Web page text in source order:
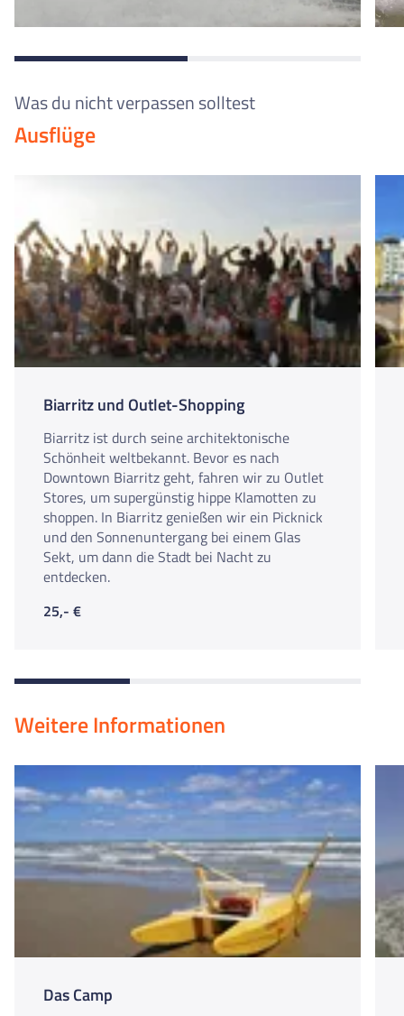
Was du nicht verpassen solltest
Ausflüge
Biarritz und Outlet-Shopping
Biarritz ist durch seine architektonische
Schönheit weltbekannt. Bevor es nach
Downtown Biarritz geht, fahren wir zu Outlet
Stores, um supergünstig hippe Klamotten zu
shoppen. In Biarritz genießen wir ein Picknick
und den Sonnenuntergang bei einem Glas
Sekt, um dann die Stadt bei Nacht zu
entdecken.
25,- €
Weitere Informationen
Das Camp